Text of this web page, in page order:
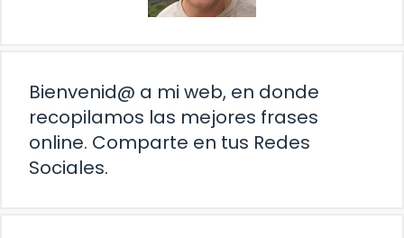
Bienvenid@ a mi web, en donde
recopilamos las mejores frases
online. Comparte en tus Redes
Sociales.